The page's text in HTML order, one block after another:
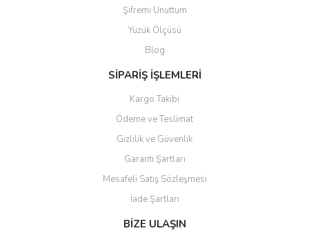
Ürün bilgilerinde hatalar bulunuyor.
Ürün fiyatı diğer sitelerden daha pahalı.
Bu ürüne benzer farklı alternatifler olmalı.
Gönder
Şifremi Unuttum
Yüzük Ölçüsü
Blog
SİPARİŞ İŞLEMLERİ
Kargo Takibi
Ödeme ve Teslimat
Gizlilik ve Güvenlik
Garanti Şartları
Mesafeli Satış Sözleşmesi
İade Şartları
BİZE ULAŞIN